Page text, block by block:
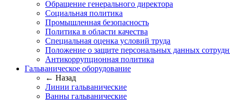
Обращение генерального директора
Социальная политика
Промышленная безопасность
Политика в области качества
Специальная оценка условий труда
Положение о защите персональных данных
Антикоррупционная политика
Гальваническое оборудование
← Назад
Линии гальванические
Ванны гальванические